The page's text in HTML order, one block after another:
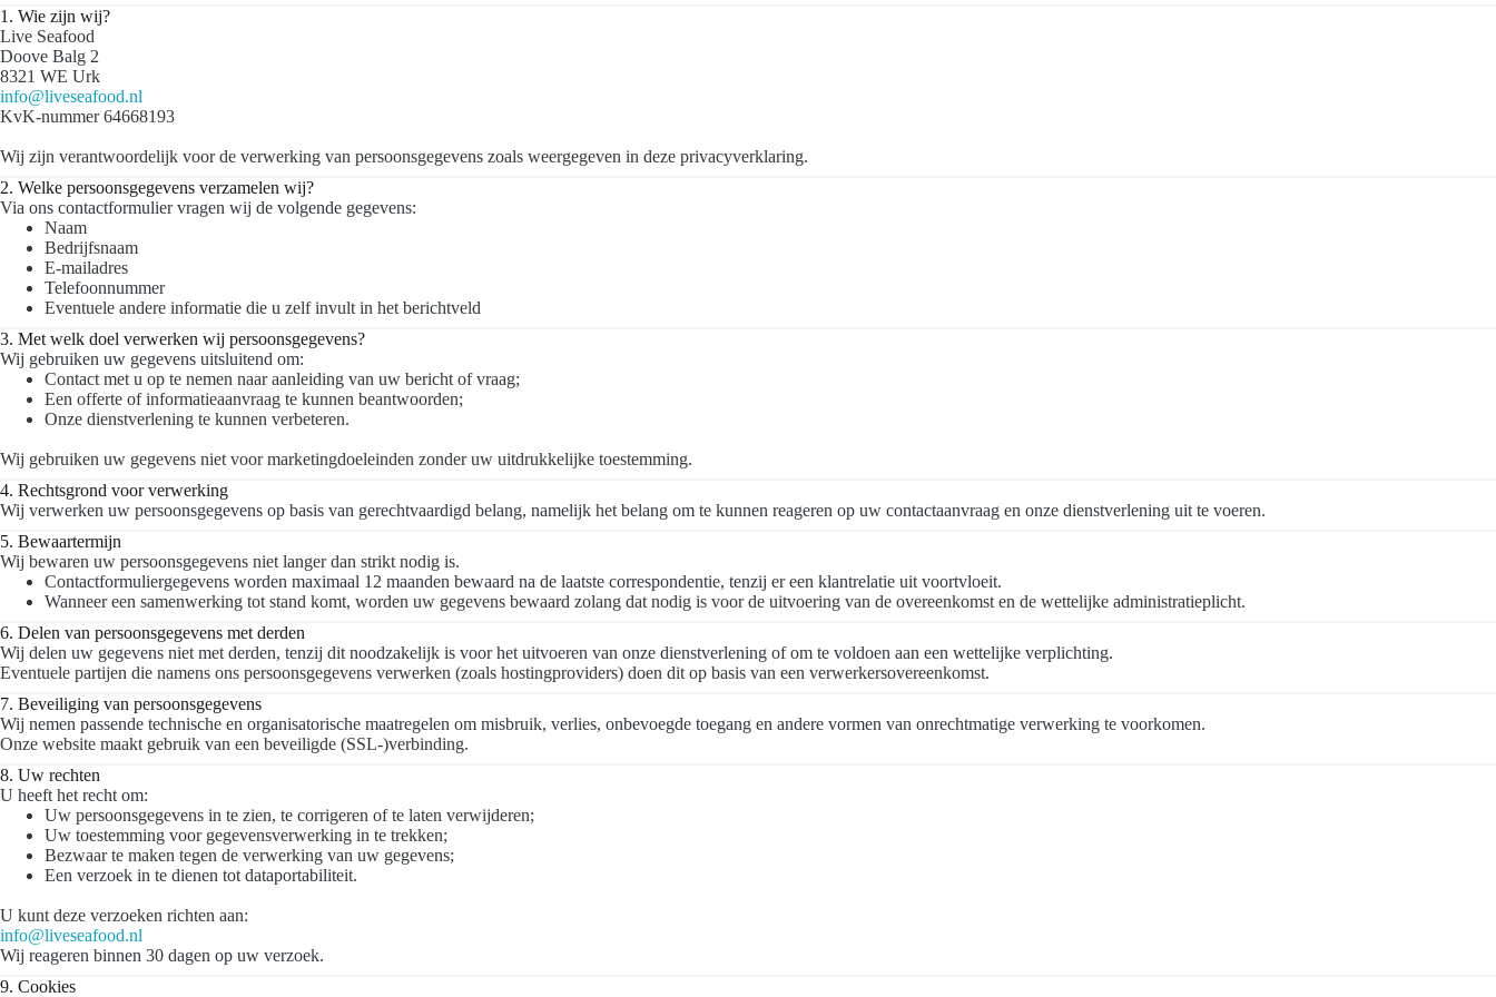
1. Wie zijn wij?
Live Seafood
Doove Balg 2
8321 WE Urk
info@liveseafood.nl
KvK-nummer 64668193
Wij zijn verantwoordelijk voor de verwerking van persoonsgegevens zoals weergegeven in deze privacyverklaring.
2. Welke persoonsgegevens verzamelen wij?
Via ons contactformulier vragen wij de volgende gegevens:
Naam
Bedrijfsnaam
E-mailadres
Telefoonnummer
Eventuele andere informatie die u zelf invult in het berichtveld
3. Met welk doel verwerken wij persoonsgegevens?
Wij gebruiken uw gegevens uitsluitend om:
Contact met u op te nemen naar aanleiding van uw bericht of vraag;
Een offerte of informatieaanvraag te kunnen beantwoorden;
Onze dienstverlening te kunnen verbeteren.
Wij gebruiken uw gegevens niet voor marketingdoeleinden zonder uw uitdrukkelijke toestemming.
4. Rechtsgrond voor verwerking
Wij verwerken uw persoonsgegevens op basis van gerechtvaardigd belang, namelijk het belang om te kunnen reageren op uw contactaanvraag en onze dienstverlening uit te voeren.
5. Bewaartermijn
Wij bewaren uw persoonsgegevens niet langer dan strikt nodig is.
Contactformuliergegevens worden maximaal 12 maanden bewaard na de laatste correspondentie, tenzij er een klantrelatie uit voortvloeit.
Wanneer een samenwerking tot stand komt, worden uw gegevens bewaard zolang dat nodig is voor de uitvoering van de overeenkomst en de wettelijke administratieplicht.
6. Delen van persoonsgegevens met derden
Wij delen uw gegevens niet met derden, tenzij dit noodzakelijk is voor het uitvoeren van onze dienstverlening of om te voldoen aan een wettelijke verplichting.
Eventuele partijen die namens ons persoonsgegevens verwerken (zoals hostingproviders) doen dit op basis van een verwerkersovereenkomst.
7. Beveiliging van persoonsgegevens
Wij nemen passende technische en organisatorische maatregelen om misbruik, verlies, onbevoegde toegang en andere vormen van onrechtmatige verwerking te voorkomen.
Onze website maakt gebruik van een beveiligde (SSL-)verbinding.
8. Uw rechten
U heeft het recht om:
Uw persoonsgegevens in te zien, te corrigeren of te laten verwijderen;
Uw toestemming voor gegevensverwerking in te trekken;
Bezwaar te maken tegen de verwerking van uw gegevens;
Een verzoek in te dienen tot dataportabiliteit.
U kunt deze verzoeken richten aan:
info@liveseafood.nl
Wij reageren binnen 30 dagen op uw verzoek.
9. Cookies